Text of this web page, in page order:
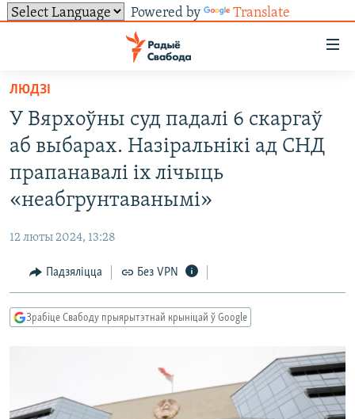
Powered by Translate
ўнівэрсальнага
доступу
Перайсьці
да
галоўнага
зьместу
Перайсьці
да
галоўнай
Перайсьці
да
пошуку
УСЕ НАВІНЫ
ЛЮДЗІ
ВАЙНА
БЕЛАРУСЫ НА ВАЙНЕ
ТОЛЬКІ НА СВАБОДЗЕ
КНІГІ
АЎДЫЁКНІГІ
АБЫСЬЦІ БЛЯКАВАНЬНЕ
ПАДПІСАЦЦА
FACEBOOK
TWITTER
САЧЫЦЕ ЗА АБНАЎЛЕНЬНЯМІ
ЛЮДЗІ
У Вярхоўны суд падалі 6 скаргаў
аб выбарах. Назіральнікі ад СНД
прапанавалі іх лічыць
«неабгрунтаванымі»
12 люты 2024, 13:28
Падзяліцца Без VPN
Зрабіце Свабоду прыярытэтнай крыніцай ў Google